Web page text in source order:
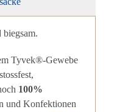
Tyvek®-Gewebe
100%
und Konfektionen